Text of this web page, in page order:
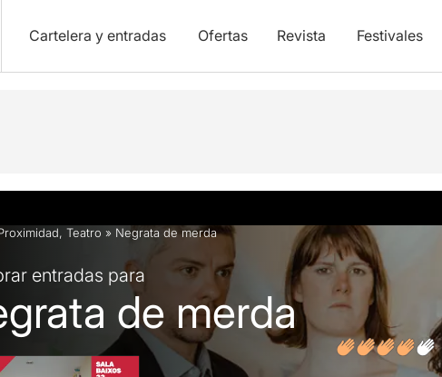
Cartelera y entradas Ofertas Revista Festivales
Ficha artística Fotos y vídeos Opiniones Artículos
, Teatro » Negrata de merda
entradas para
de merda